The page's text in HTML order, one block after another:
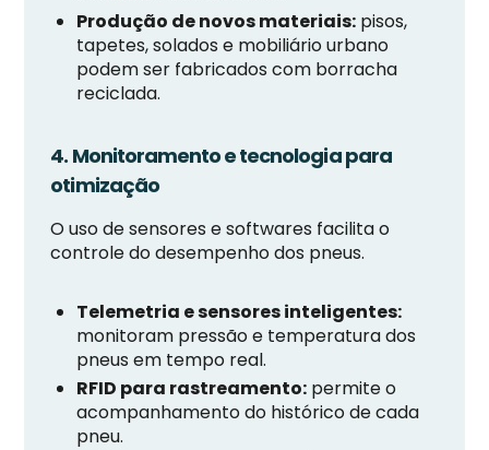
Produção de novos materiais: pisos,
tapetes, solados e mobiliário urbano
podem ser fabricados com borracha
reciclada.
4. Monitoramento e tecnologia para
otimização
O uso de sensores e softwares facilita o
controle do desempenho dos pneus.
Telemetria e sensores inteligentes:
monitoram pressão e temperatura dos
pneus em tempo real.
RFID para rastreamento: permite o
acompanhamento do histórico de cada
pneu.